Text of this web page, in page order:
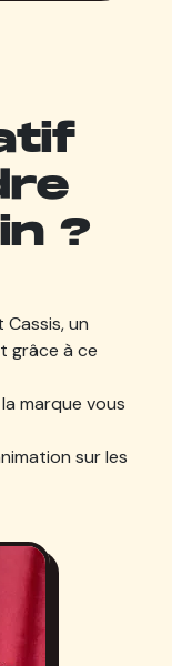
?
un
grâce à ce
marque vous
sur les